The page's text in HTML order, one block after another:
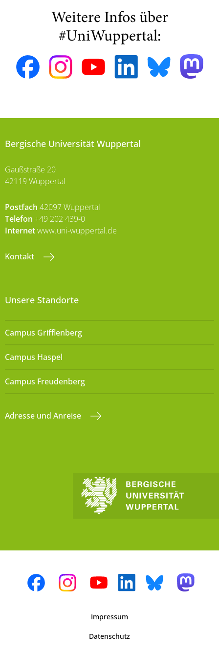
Weitere Infos über
#UniWuppertal:
Bergische Universität Wuppertal
Gaußstraße 20
42119 Wuppertal
Postfach 42097 Wuppertal
Telefon +49 202 439-0
Internetwww.uni-wuppertal.de
Kontakt
Unsere Standorte
Campus Grifflenberg
Campus Haspel
Campus Freudenberg
Adresse und Anreise
Impressum
Datenschutz